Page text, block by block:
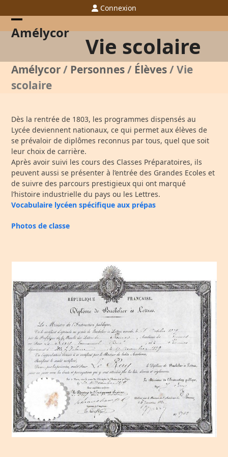
to
content
Connexion
Amélycor
Open
menu
Close
menu
Vie scolaire
Amélycor/ Personnes/ Élèves/Vie
scolaire
Dès la rentrée de 1803, les programmesdispensés au
Lycée deviennent nationaux, ce qui permet aux élèves de
se prévaloir de diplômes reconnus par tous, quel que soit
leur choix de carrière.
Après avoir suivi les cours des Classes Préparatoires, ils
peuvent aussi se présenterà l’entrée des Grandes Ecoles et
de suivredes parcours prestigieux qui ont marqué
l’histoire industrielle du pays ou les Lettres.
Vocabulaire lycéen spécifique aux prépas
Photos de classe